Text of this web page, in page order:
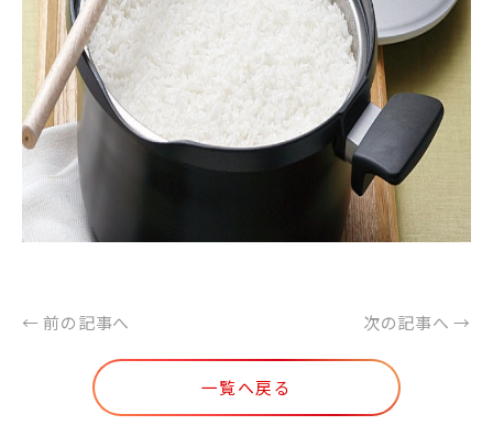
← 前の記事へ 次の記事へ →
一覧へ戻る